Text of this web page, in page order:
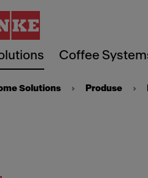
Coffee
Solutions Produse